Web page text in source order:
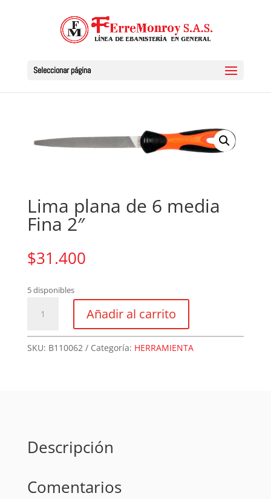
Seleccionar página
Lima plana de 6 media
Fina 2″
$31.400
5 disponibles
plana
6
Añadir al carrito
SKU: B110062 Categoría: HERRAMIENTA
Descripción
Comentarios